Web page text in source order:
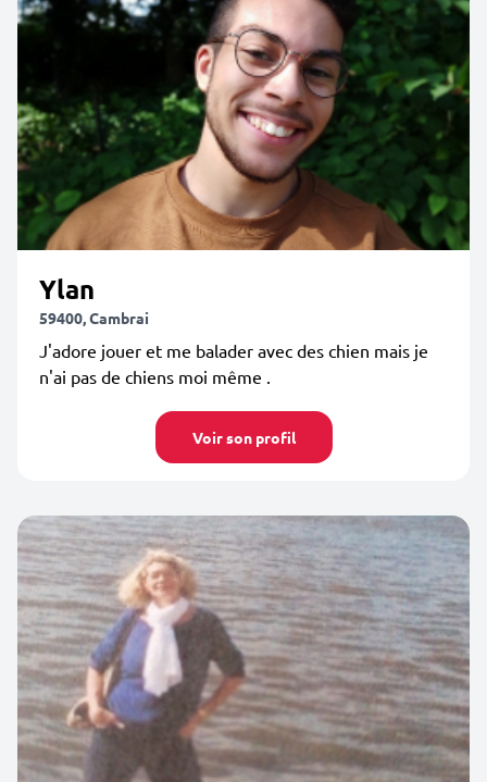
Ylan
59400, Cambrai
J'adore jouer et me balader avec des chien mais je
n'ai pas de chiens moi même .
Voir son profil